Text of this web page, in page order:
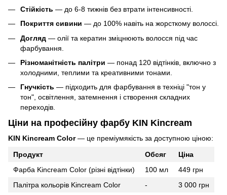
Стійкість — до 6-8 тижнів без втрати інтенсивності.
Покриття сивини — до 100% навіть на жорсткому волоссі.
Догляд — олії та кератин зміцнюють волосся під час
фарбування.
Різноманітність палітри — понад 120 відтінків, включно з
холодними, теплими та креативними тонами.
Гнучкість — підходить для фарбування в техніці "тон у
тон", освітлення, затемнення і створення складних
переходів.
Ціни на професійну фарбу KIN Kincream
KIN Kincream Color— це преміумякість за доступною ціною:
Продукт
Обсяг
Ціна
Фарба Kincream Color (різні відтінки)
100 мл
449 грн
Палітра кольорів Kincream Color
-
3 000 грн